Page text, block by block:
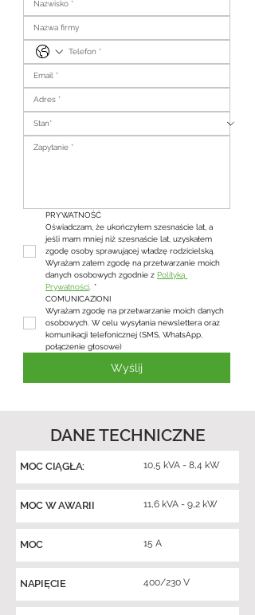
PRYWATNOŚĆ
Oświadczam, że ukończyłem szesnaście lat, a
jeśli mam mniej niż szesnaście lat, uzyskałem
zgodę osoby sprawującej władzę rodzicielską.
Wyrażam zatem zgodę na przetwarzanie moich
danych osobowych zgodnie z Polityką
Prywatności *
COMUNICAZIONI
Wyrażam zgodę na przetwarzanie moich danych
osobowych. W celu wysyłania newslettera oraz
komunikacji telefonicznej (SMS, WhatsApp,
połączenie głosowe)
Wyślij
DANE TECHNICZNE
MOC CIĄGŁA: 10,5 kVA - 8,4 kW
MOC W AWARII 11,6 kVA - 9,2 kW
MOC 15 A
NAPIĘCIE 400/230 V